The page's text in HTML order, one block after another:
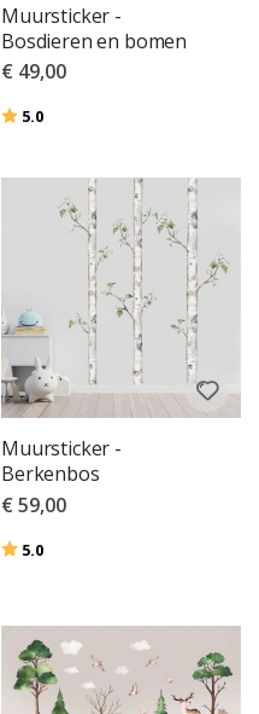
Muursticker -
Bosdieren en bomen
€ 49,00
Beoordeling:
5.0
Muursticker -
Berkenbos
€ 59,00
Beoordeling:
5.0